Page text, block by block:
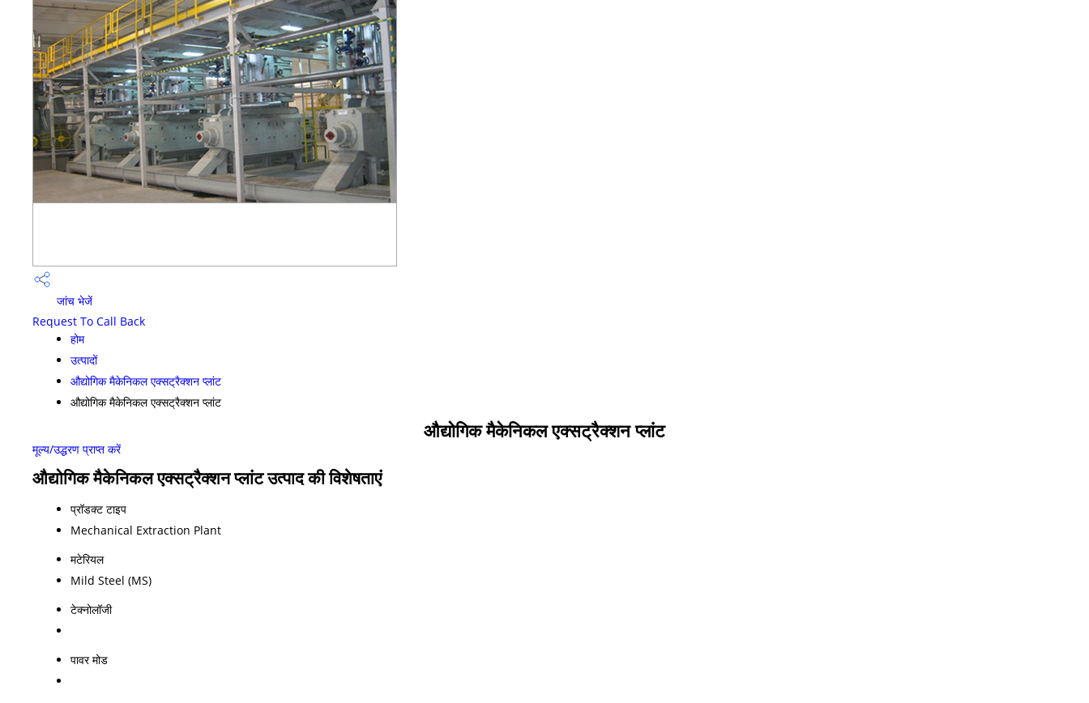
जांच भेजें
Request To Call Back
होम
उत्पादों
औद्योगिक मैकेनिकल एक्सट्रैक्शन प्लांट
औद्योगिक मैकेनिकल एक्सट्रैक्शन प्लांट
औद्योगिक मैकेनिकल एक्सट्रैक्शन प्लांट
मूल्य/उद्धरण प्राप्त करें
औद्योगिक मैकेनिकल एक्सट्रैक्शन प्लांट उत्पाद की विशेषताएं
प्रॉडक्ट टाइप
Mechanical Extraction Plant
मटेरियल
Mild Steel (MS)
टेक्नोलॉजी
पावर मोड